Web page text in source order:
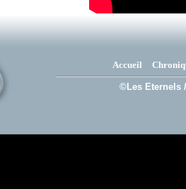
Accueil
©Les Eternels